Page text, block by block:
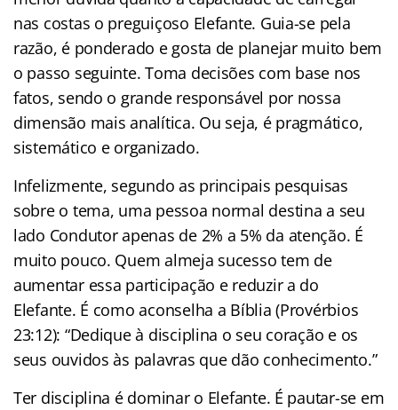
nas costas o preguiçoso Elefante. Guia-se pela
razão, é ponderado e gosta de planejar muito bem
o passo seguinte. Toma decisões com base nos
fatos, sendo o grande responsável por nossa
dimensão mais analítica. Ou seja, é pragmático,
sistemático e organizado.
Infelizmente, segundo as principais pesquisas
sobre o tema, uma pessoa normal destina a seu
lado Condutor apenas de 2% a 5% da atenção. É
muito pouco. Quem almeja sucesso tem de
aumentar essa participação e reduzir a do
Elefante. É como aconselha a Bíblia (Provérbios
23:12): “Dedique à disciplina o seu coração e os
seus ouvidos às palavras que dão conhecimento.”
Ter disciplina é dominar o Elefante. É pautar-se em